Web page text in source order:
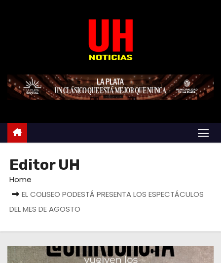
e
Editor UH
Home
EL COLISEO PODESTÁ PRESENTA LOS ESPECTÁCULOS
DEL MES DE AGOSTO